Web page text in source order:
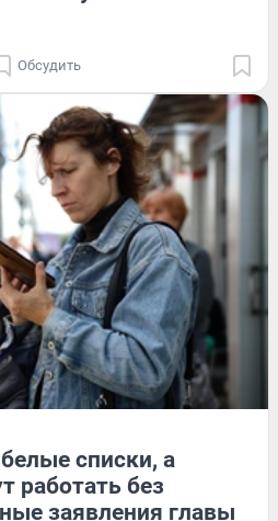
Обсудить
списки, а
работать без
заявления главы